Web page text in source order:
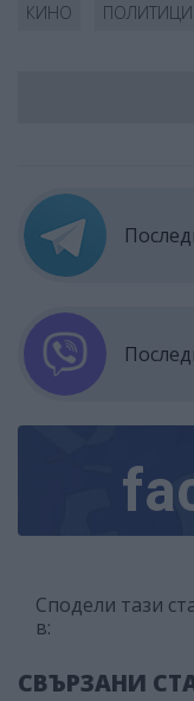
КИНО ПОЛИТИЦИ
Сподели тази
в:
СВЪРЗАНИ